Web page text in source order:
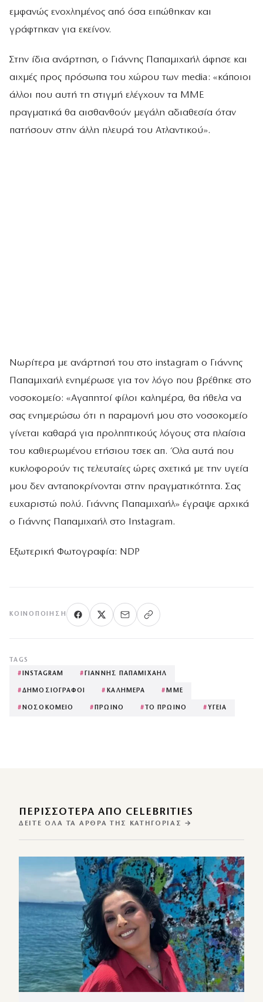
εμφανώς ενοχλημένος από όσα ειπώθηκαν και
γράφτηκαν για εκείνον.
Στην ίδια ανάρτηση, ο Γιάννης Παπαμιχαήλ άφησε και
αιχμές προς πρόσωπα του χώρου των media: «κάποιοι
άλλοι που αυτή τη στιγμή ελέγχουν τα ΜΜΕ
πραγματικά θα αισθανθούν μεγάλη αδιαθεσία όταν
πατήσουν στην άλλη πλευρά του Ατλαντικού».
Νωρίτερα με ανάρτησή του στο instagram ο Γιάννης
Παπαμιχαήλ ενημέρωσε για τον λόγο που βρέθηκε στο
νοσοκομείο: «Αγαπητοί φίλοι καλημέρα, θα ήθελα να
σας ενημερώσω ότι η παραμονή μου στο νοσοκομείο
γίνεται καθαρά για προληπτικούς λόγους στα πλαίσια
του καθιερωμένου ετήσιου τσεκ απ. Όλα αυτά που
κυκλοφορούν τις τελευταίες ώρες σχετικά με την υγεία
μου δεν ανταποκρίνονται στην πραγματικότητα. Σας
ευχαριστώ πολύ. Γιάννης Παπαμιχαήλ» έγραψε αρχικά
ο Γιάννης Παπαμιχαήλ στο Instagram.
Εξωτερική Φωτογραφία: NDP
ΚΟΙΝΟΠΟΊΗΣΗ
TAGS
# INSTAGRAM # ΓΙΑΝΝΗΣ ΠΑΠΑΜΙΧΑΗΛ
#ΔΗΜΟΣΙΟΓΡΑΦΟΙ # ΚΑΛΗΜΕΡΑ # ΜΜΕ
# ΝΟΣΟΚΟΜΕΙΟ # ΠΡΩΙΝΟ # ΤΟ ΠΡΩΙΝΟ # ΥΓΕΙΑ
ΠΕΡΙΣΣΌΤΕΡΑ ΑΠΌ CELEBRITIES
ΔΕΊΤΕ ΌΛΑ ΤΑ ΆΡΘΡΑ ΤΗΣ ΚΑΤΗΓΟΡΊΑΣ →